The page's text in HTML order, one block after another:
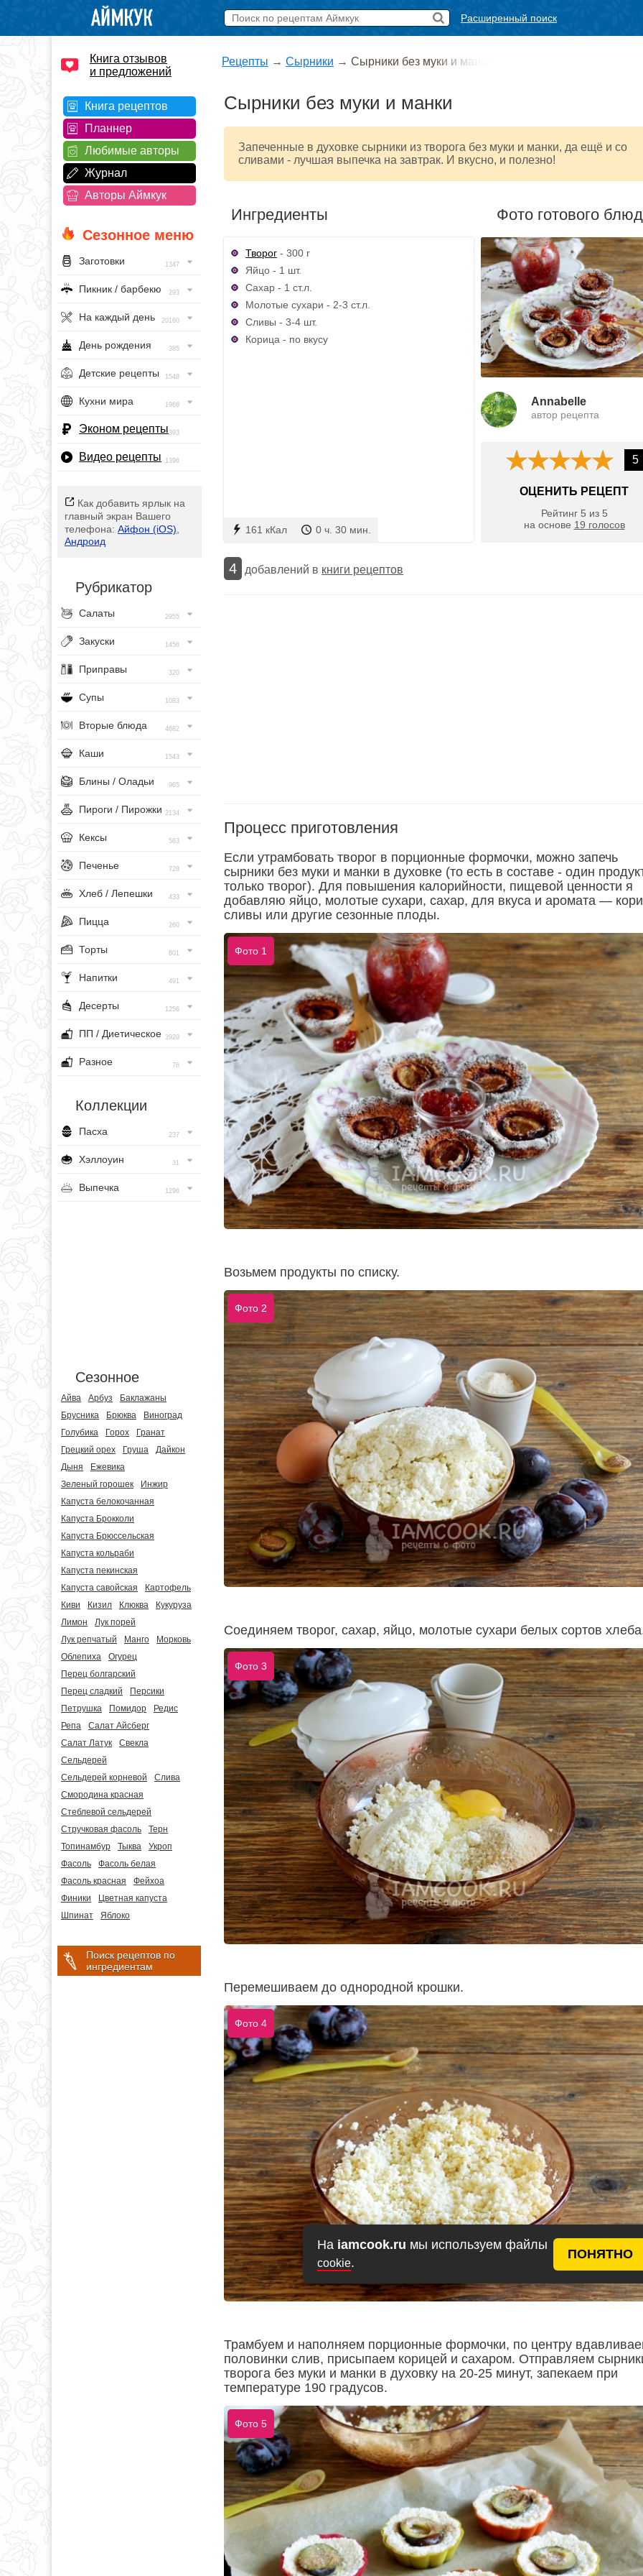
На iamcook.ru мы используем файлы
cookie.
ПОНЯТНО
Расширенный поиск
Книга отзывов
и предложений
Книга рецептов
Планнер
Любимые авторы
Журнал
Авторы Аймкук
Сезонное меню
Заготовки 1347
Пикник / барбекю 293
На каждый день 20160
День рождения 385
Детские рецепты 1548
Кухни мира 1968
Эконом рецепты393
Видео рецепты 1396
Как добавить ярлык на
главный экран Вашего
телефона: Айфон (iOS)
Андроид
Рубрикатор
Салаты 2955
Закуски 1456
Приправы 320
Супы 1083
Вторые блюда 4682
Каши 1543
Блины / Оладьи 965
Пироги / Пирожки 2134
Кексы 563
Печенье 728
Хлеб / Лепешки 433
Пицца 260
Торты 801
Напитки 491
Десерты 1256
ПП / Диетическое 3929
Разное 76
Коллекции
Пасха 237
Хэллоуин 31
Выпечка 1296
Сезонное
Айва Арбуз
Баклажаны
Брусника
Брюква
Виноград
Голубика
Горох
Гранат
Грецкий орех
Груша
Дайкон
Дыня
Ежевика
Зеленый горошек
Инжир
Капуста белокочанная
Капуста Брокколи
Капуста Брюссельская
Капуста кольраби
Капуста пекинская
Капуста савойская
Картофель
Киви
Кизил Клюква
Кукуруза
Лимон
Лук порей
Лук репчатый
Манго
Морковь
Облепиха
Огурец
Перец болгарский
Перец сладкий
Персики
Петрушка
Помидор
Редис
Репа
Салат Айсберг
Салат Латук
Свекла
Сельдерей
Сельдерей корневой
Слива
Смородина красная
Стеблевой сельдерей
Стручковая фасоль
Терн
Топинамбур
Тыква
Укроп
Фасоль
Фасоль белая
Фасоль красная
Фейхоа
Финики
Цветная капуста
Шпинат
Яблоко
Поиск рецептов по
ингредиентам
Рецепты → Сырники → Сырники без муки и манки
Сырники без муки и манки
Запеченные в духовке сырники из творога без муки и манки, да ещё и со
сливами - лучшая выпечка на завтрак. И вкусно, и полезно!
Ингредиенты
Творог - 300 г
Яйцо - 1 шт.
Сахар - 1 ст.л.
Молотые сухари - 2-3 ст.л.
Сливы - 3-4 шт.
Корица - по вкусу
161 кКал 0 ч. 30 мин.
Фото готового
Annabelle
автор рецепта
5
ОЦЕНИТЬ РЕЦЕПТ
Рейтинг 5 из 5
на основе 19 голосов
4 добавлений в книги рецептов
Процесс приготовления
Если утрамбовать творог в порционные формочки, можно запечь
сырники без муки и манки в духовке (то есть в составе - один
только творог). Для повышения калорийности, пищевой ценности я
добавляю яйцо, молотые сухари, сахар, для вкуса и аромата —
сливы или другие сезонные плоды.
Фото 1
Возьмем продукты по списку.
Фото 2
Соединяем творог, сахар, яйцо, молотые сухари белых сортов
Фото 3
Перемешиваем до однородной крошки.
Фото 4
Трамбуем и наполняем порционные формочки, по центру
половинки слив, присыпаем корицей и сахаром. Отправляем
творога без муки и манки в духовку на 20-25 минут, запекаем при
температуре 190 градусов.
Фото 5